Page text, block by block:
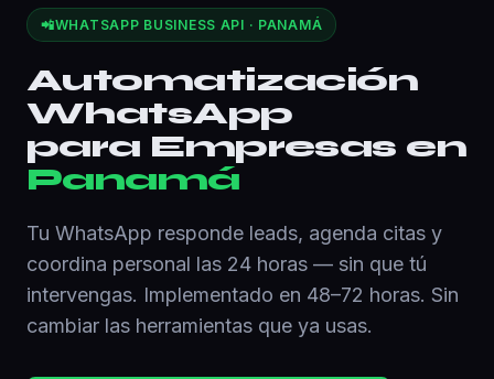
📲WHATSAPP BUSINESS API · PANAMÁ
Automatización
WhatsApp
para Empresas en
Panamá
Tu WhatsApp responde leads, agenda citas y
coordina personal las 24 horas — sin que tú
intervengas. Implementado en 48–72 horas. Sin
cambiar las herramientas que ya usas.